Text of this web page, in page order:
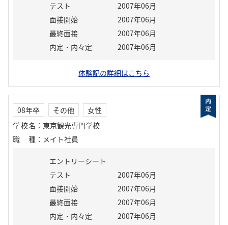
テスト
2007年06月
面接開始
2007年06月
最終面接
2007年06月
内定・内々定
2007年06月
体験記の詳細はこちら
08年卒 その他
女性
学校名 ： 東京観光専門学校
職種 ： メイト社員
エントリーシート
テスト
2007年06月
面接開始
2007年06月
最終面接
2007年06月
内定・内々定
2007年06月